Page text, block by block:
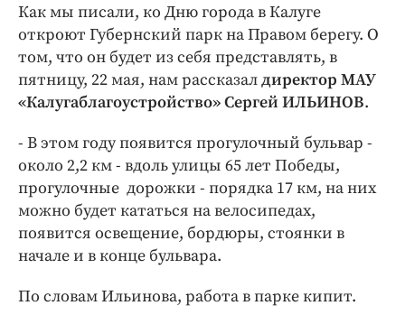
Издания
Медиаперсона
Интересное чтиво
Клиника года
Работодатель года
Как мы писали, ко Дню города в Калуге
откроют Губернский парк на Правом берегу. О
том, что он будет из себя представлять, в
пятницу, 22 мая, нам рассказалдиректор МАУ
«Калугаблагоустройство» Сергей ИЛЬИНОВ.
- В этом году появится прогулочный бульвар -
около 2,2 км - вдоль улицы 65 лет Победы,
прогулочные дорожки - порядка 17 км, на них
можно будет кататься на велосипедах,
появится освещение, бордюры, стоянки в
начале и в конце бульвара.
По словам Ильинова, работа в парке кипит.